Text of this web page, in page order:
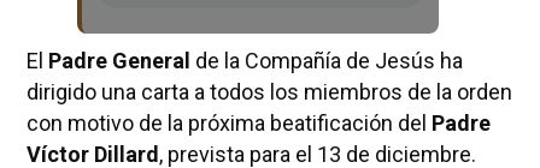
El Padre General de la Compañía de Jesús ha
dirigido una carta a todos los miembros de la orden
con motivo de la próxima beatificación del Padre
Víctor Dillard, prevista para el 13 de diciembre.